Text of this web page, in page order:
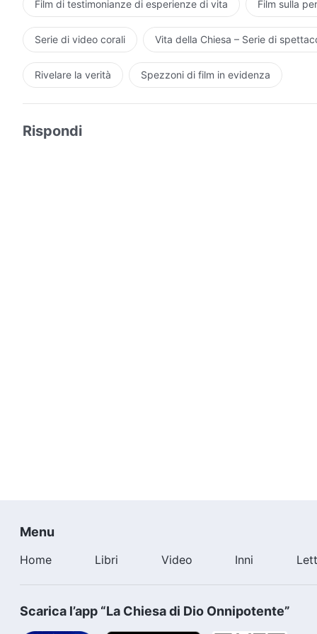
Film di testimonianze di esperienze di vita Film sulla
Serie di video corali Vita della Chiesa – Serie di
Rivelare la verità Spezzoni di film in evidenza
Rispondi
Menu
Home Libri Video Inni
Scarica l’app “La Chiesa di Dio Onnipotente”